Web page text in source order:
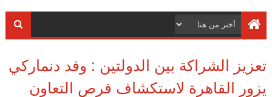
تعزيز الشراكة بين الدولتين : وفد دنماركي
يزور القاهرة لاستكشاف فرص التعاون